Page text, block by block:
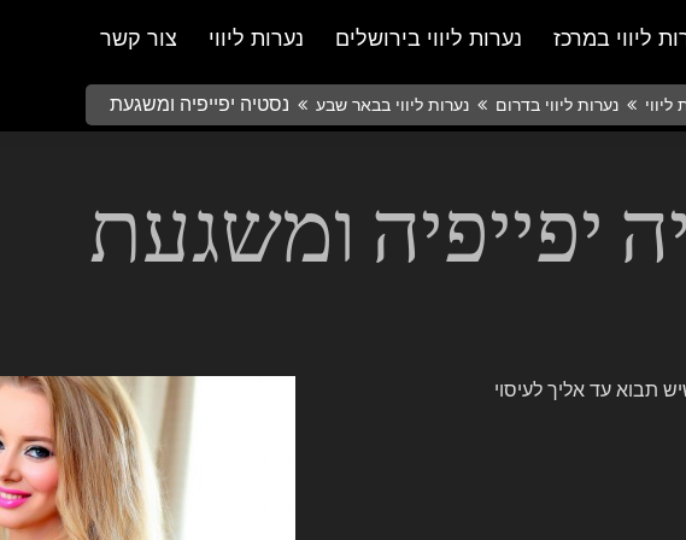
צור קשר נערות ליווי נערות ליווי בירושלים ליווי במרכז
ליווי נערות ליווי בדרום נערות ליווי בבאר שבע נסטיה יפייפיה ומשגעת
יפייפיה ומשגעת
תבוא עד אליך לעיסוי